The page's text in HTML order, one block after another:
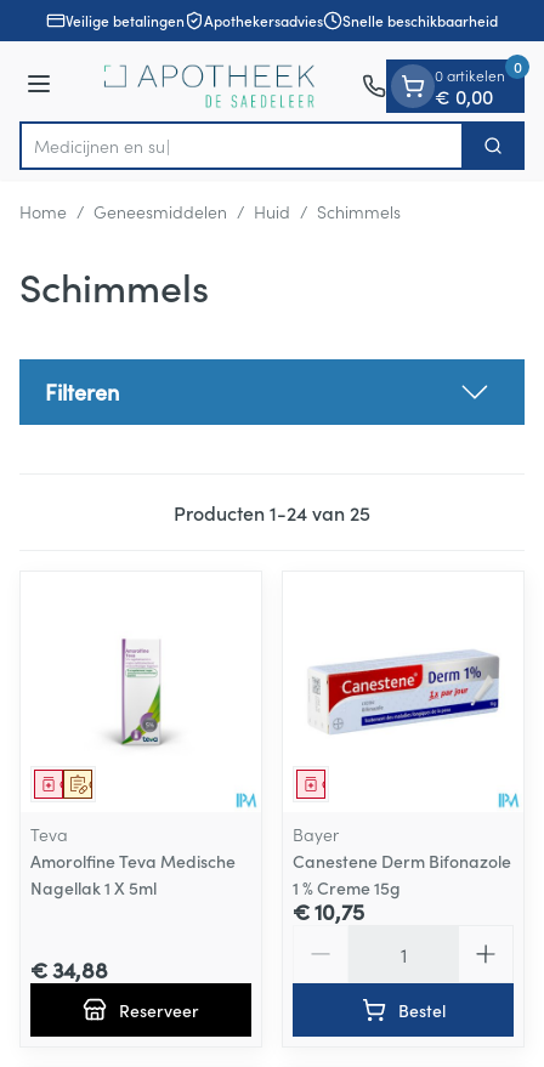
Ga naar de inhoud
1 van 1Veilige betalingen Apothekersadvies Snelle beschikbaarheid
Menu
Product, merk, categorie... Zoek
0 artikelen
€ 0,00
0
Home / Geneesmiddelen / Huid / Schimmels
Schimmels
Filteren
Producten1-24van 25
Op voorschrift
Geneesmiddel
Teva
Amorolfine Teva Medische
Nagellak 1 X 5ml
€ 34,88
Reserveer
Geneesmiddel
Bayer
Canestene Derm Bifonazole
1 % Creme 15g
€ 10,75
Bestel